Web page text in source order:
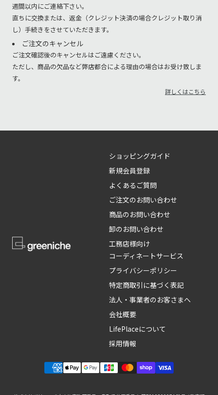
週間以内にご連絡下さい。
直ちに交換または、返金（クレジット決済の場合クレジット取り消
し）手続きをさせていただきます。
ご注文のキャンセル
ご注文確認後のキャンセルはご遠慮ください。
ただし、商品の欠品など弊店都合による理由の場合はお受け致しま
す。
詳しくはこちら
ショッピングガイド
新規会員登録
よくあるご質問
ご注文のお問い合わせ
商品のお問い合わせ
卸のお問い合わせ
工務店様向け
コーディネートサービス
プライバシーポリシー
特定商取引に基づく表記
法人・事業者のお客さまへ
会社概要
LifePlaceについて
採用情報